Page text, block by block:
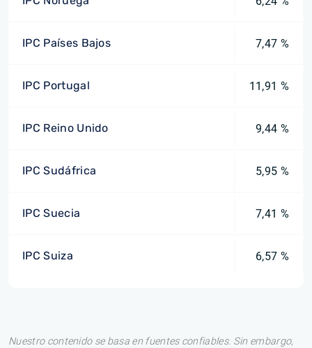
IPC Países Bajos 7,47 %
IPC Portugal 11,91 %
IPC Reino Unido 9,44 %
IPC Sudáfrica 5,95 %
IPC Suecia 7,41 %
IPC Suiza 6,57 %
Nuestro contenido se basa en fuentes confiables. Sin embargo,